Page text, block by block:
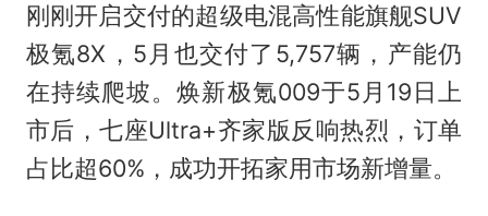
刚刚开启交付的超级电混高性能旗舰SUV
极氪8X，5月也交付了5,757辆，产能仍
在持续爬坡。焕新极氪009于5月19日上
市后，七座Ultra+齐家版反响热烈，订单
占比超60%，成功开拓家用市场新增量。